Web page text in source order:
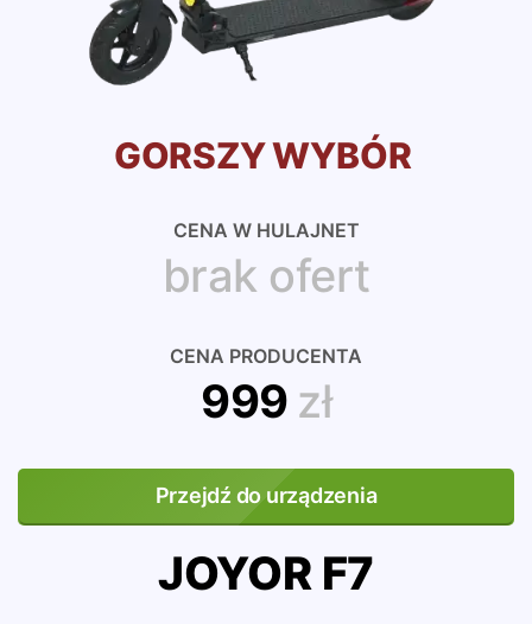
GORSZY WYBÓR
CENA W HULAJNET
brak ofert
CENA PRODUCENTA
999 zł
Przejdź do urządzenia
JOYOR F7